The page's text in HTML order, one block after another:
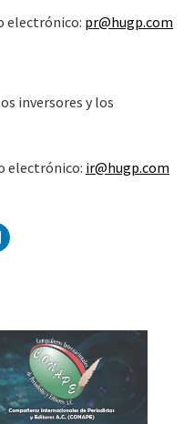
electrónico: pr@hugp.com
inversores y los
electrónico: ir@hugp.com